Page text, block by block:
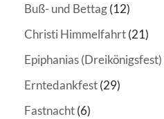
Buß- und Bettag(12)
Christi Himmelfahrt(21)
Epiphanias (Dreikönigsfest)
Erntedankfest(29)
Fastnacht(6)